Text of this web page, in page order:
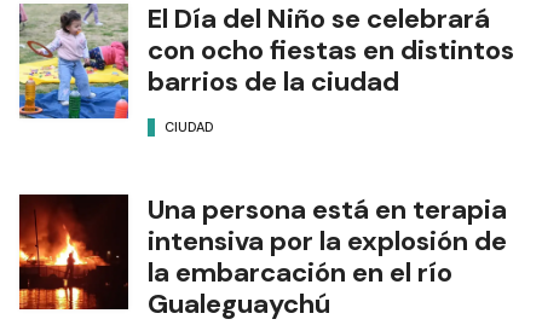
El Día del Niño se celebrará
con ocho fiestas en distintos
barrios de la ciudad
CIUDAD
Una persona está en terapia
intensiva por la explosión de
la embarcación en el río
Gualeguaychú